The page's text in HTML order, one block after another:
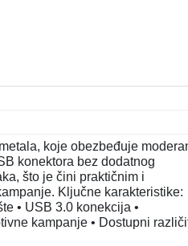
koje obezbeđuje
konektora bez dodatnog
što je čini praktičnim i
Ključne karakteristike:
• USB 3.0 konekcija •
kampanje • Dostupni